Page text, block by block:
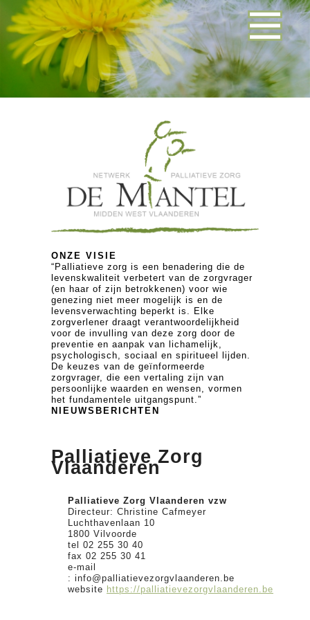
ONZE VISIE
“Palliatieve zorg is een benadering die de
levenskwaliteit verbetert van de zorgvrager
(en haar of zijn betrokkenen) voor wie
genezing niet meer mogelijk is en de
levensverwachting beperkt is. Elke
zorgverlener draagt verantwoordelijkheid
voor de invulling van deze zorg door de
preventie en aanpak van lichamelijk,
psychologisch, sociaal en spiritueel lijden.
De keuzes van de geïnformeerde
zorgvrager, die een vertaling zijn van
persoonlijke waarden en wensen, vormen
het fundamentele uitgangspunt.”
NIEUWSBERICHTEN
Palliatieve Zorg
Vlaanderen
Palliatieve Zorg Vlaanderen vzw
Directeur: Christine Cafmeyer
Luchthavenlaan 10
1800 Vilvoorde
tel 02 255 30 40
fax 02 255 30 41
e-mail
: info@palliatievezorgvlaanderen.be
website https://palliatievezorgvlaanderen.be